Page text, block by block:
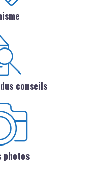
conseils
photos